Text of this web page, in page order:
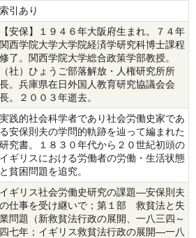
索引あり
【安保】１９４６年大阪府生まれ。７４年
関西学院大学大学院経済学研究科博士課程
修了。関西学院大学総合政策学部教授。
（社）ひょうご部落解放・人権研究所所
長。兵庫県在日外国人教育研究協議会会
長。２００３年逝去。
実践的社会科学者であり社会労働史家であ
る安保則夫の学問的軌跡を辿って編まれた
研究書。１８３０年代から２０世紀初頭の
イギリスにおける労働者の労働・生活状態
と貧困問題を追究。
イギリス社会労働史研究の課題―安保則夫
の仕事を受け継いで；第１部 救貧法と失
業問題（新救貧法行政の展開、一八三四～
四七年；イギリス救貧法行政の展開―一八